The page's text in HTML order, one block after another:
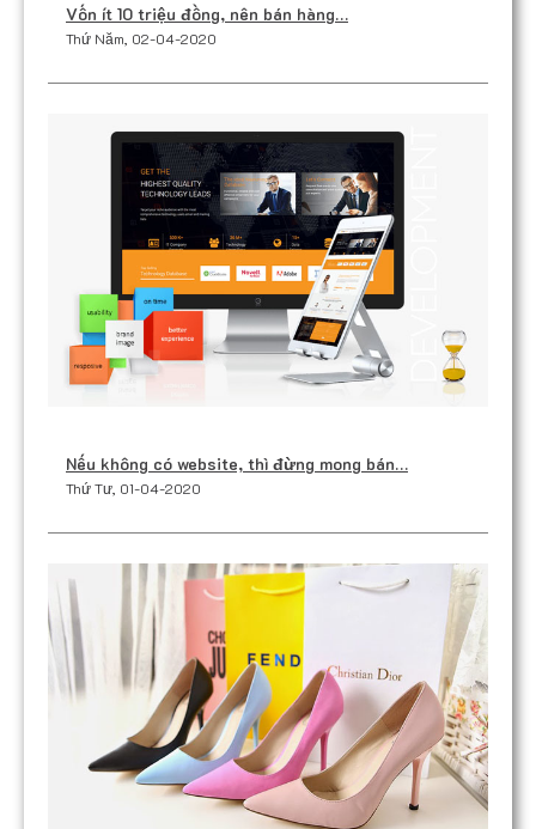
Vốn ít 10 triệu đồng, nên bán hàng…
Thứ Năm, 02-04-2020
Nếu không có website, thì đừng mong bán…
Thứ Tư, 01-04-2020